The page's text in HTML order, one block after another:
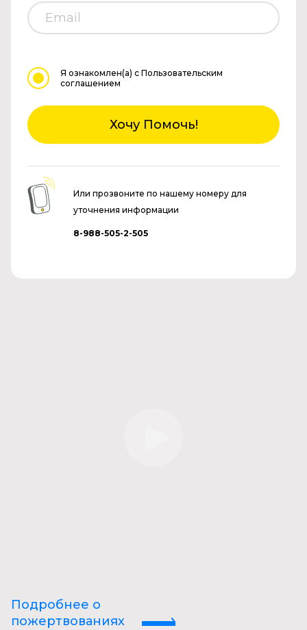
Я ознакомлен(а) с Пользовательским
соглашением
Хочу Помочь!
Или прозвоните по нашему номеру для
уточнения информации
8-988-505-2-505
Подробнее о
пожертвованиях